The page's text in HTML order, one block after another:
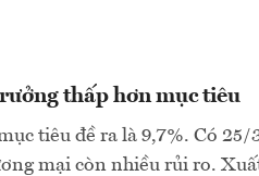
thấp hơn mục tiêu
tiêu đề ra là 9,7%. Có
mại còn nhiều rủi ro.